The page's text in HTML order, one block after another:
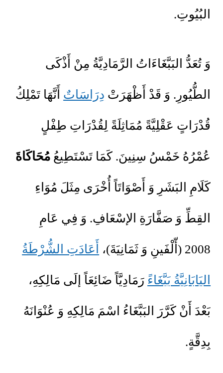
البُيُوتِ.
وَ تُعَدُّ البَبَّغَاءَاتُ الرَّمَادِيَّةُ مِنْ أَذْكَى
الطُّيُورِ. وَ قَدْ أَظْهَرَتْ دِرَاسَاتٌ أَنَّهَا تَمْلِكُ
قُدْرَاتٍ عَقْلِيَّةً مُمَاثِلَةً لِقُدْرَاتِ طِفْلٍ
عُمْرُهُ خَمْسُ سِنِينَ. كَمَا تَسْتَطِيعُ مُحَاكَاةَ
كَلَامِ البَشَرِ وَ أَصْوَاتَاً أُخْرَى مِثَلَ مُوَاءِ
القِطِّ وَ صَفَّارَةِ الإسْعَافِ. وَ فِي عَامِ
2008 (أّلْفَينِ وَ ثَمَانِيَةَ)، أَعَادَتِ الشُّرْطَةُ
اليَابَانِيَّةُ بَبَّغَاءً رَمَادِيَّاً ضَائِعَاً إلَى مَالِكِهِ،
بَعْدَ أَنْ كَرَّرَ البَبَّغَاءُ اسْمَ مَالِكِهِ وَ عُنْوَانَهُ
بِدِقَّةٍ.